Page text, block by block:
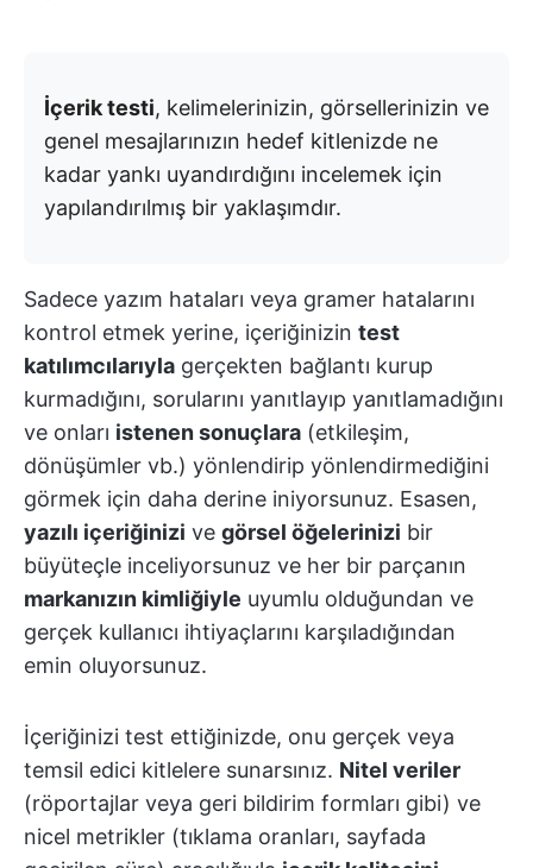
İçerik testi, kelimelerinizin, görsellerinizin ve
genel mesajlarınızın hedef kitlenizde ne
kadar yankı uyandırdığını incelemek için
yapılandırılmış bir yaklaşımdır.
Sadece yazım hataları veya gramer hatalarını
kontrol etmek yerine, içeriğinizin test
katılımcılarıyla gerçekten bağlantı kurup
kurmadığını, sorularını yanıtlayıp yanıtlamadığını
ve onları istenen sonuçlara (etkileşim,
dönüşümler vb.) yönlendirip yönlendirmediğini
görmek için daha derine iniyorsunuz. Esasen,
yazılı içeriğinizi ve görsel öğelerinizi bir
büyüteçle inceliyorsunuz ve her bir parçanın
markanızın kimliğiyle uyumlu olduğundan ve
gerçek kullanıcı ihtiyaçlarını karşıladığından
emin oluyorsunuz.
İçeriğinizi test ettiğinizde, onu gerçek veya
temsil edici kitlelere sunarsınız. Nitel veriler
(röportajlar veya geri bildirim formları gibi) ve
nicel metrikler (tıklama oranları, sayfada